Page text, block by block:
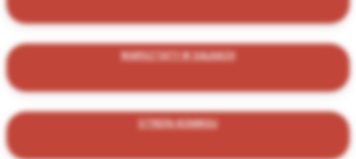
WARSZTATY W SALKACH
STREFA KOMIKSU